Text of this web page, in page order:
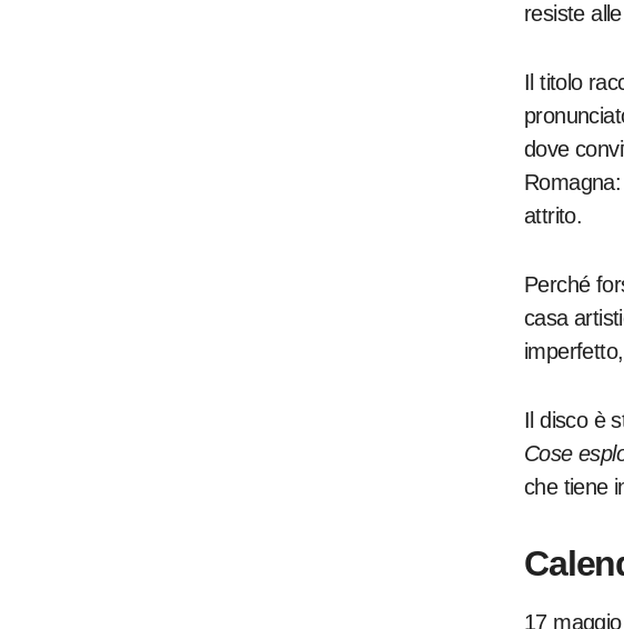
resiste
Il titolo
dove
attrito.
Perché
casa
Il disco è
Cose
che tiene
17 maggio